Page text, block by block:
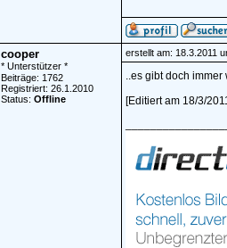
cooper
* Unterstützer *
Beiträge: 1762
Registriert: 26.1.2010
Status: Offline
erstellt am: 18.3.2011
..es gibt doch
[Editiert am 18/3/